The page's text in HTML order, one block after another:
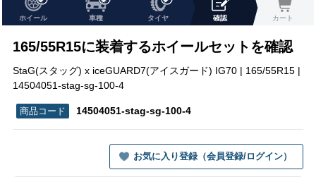
ホイール 車種 タイヤ 確認 カート
165/55R15に装着するホイールセットを確認
StaG(スタッグ) x iceGUARD7(アイスガード) IG70 | 165/55R15 |
14504051-stag-sg-100-4
14504051-stag-sg-100-4
お気に入り登録（会員登録/ログイン）